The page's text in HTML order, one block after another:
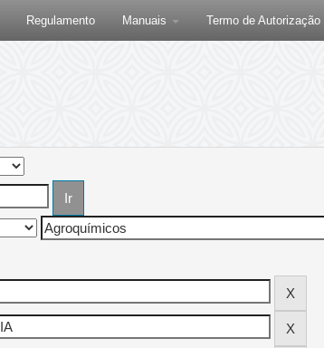
Regulamento Manuais Termo de Autorização